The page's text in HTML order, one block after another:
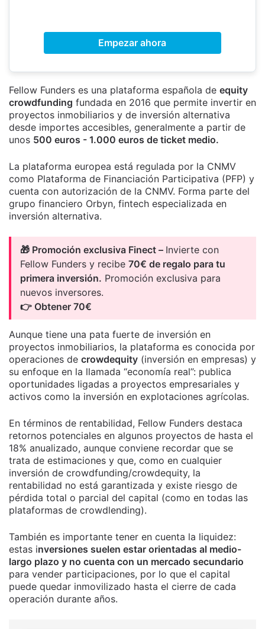
Empezar ahora
Fellow Funders es una plataforma española de equity
crowdfunding fundada en 2016 que permite invertir en
proyectos inmobiliarios y de inversión alternativa
desde importes accesibles, generalmente a partir de
unos 500 euros - 1.000 euros de ticket medio.
La plataforma europea está regulada por la CNMV
como Plataforma de Financiación Participativa (PFP) y
cuenta con autorización de la CNMV. Forma parte del
grupo financiero Orbyn, fintech especializada en
inversión alternativa.
🎁 Promoción exclusiva Finect – Invierte con
Fellow Funders y recibe 70€ de regalo para tu
primera inversión. Promoción exclusiva para
nuevos inversores.
👉 Obtener 70€
Aunque tiene una pata fuerte de inversión en
proyectos inmobiliarios, la plataforma es conocida por
operaciones de crowdequity (inversión en empresas) y
su enfoque en la llamada “economía real”: publica
oportunidades ligadas a proyectos empresariales y
activos como la inversión en explotaciones agrícolas.
En términos de rentabilidad, Fellow Funders destaca
retornos potenciales en algunos proyectos de hasta el
18% anualizado, aunque conviene recordar que se
trata de estimaciones y que, como en cualquier
inversión de crowdfunding/crowdequity, la
rentabilidad no está garantizada y existe riesgo de
pérdida total o parcial del capital (como en todas las
plataformas de crowdlending).
También es importante tener en cuenta la liquidez:
estas inversiones suelen estar orientadas al medio-
largo plazo y no cuenta con un mercado secundario
para vender participaciones, por lo que el capital
puede quedar inmovilizado hasta el cierre de cada
operación durante años.